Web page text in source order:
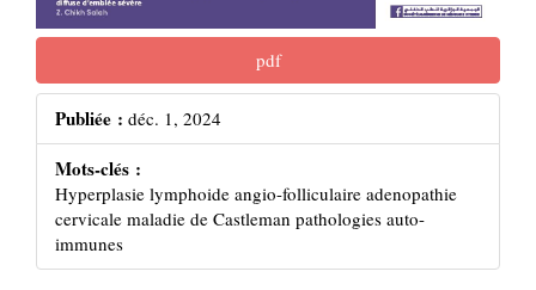
pdf
Publiée : déc. 1, 2024
Mots-clés :
Hyperplasie lymphoide angio-folliculaire adenopathie
cervicale maladie de Castleman pathologies auto-
immunes